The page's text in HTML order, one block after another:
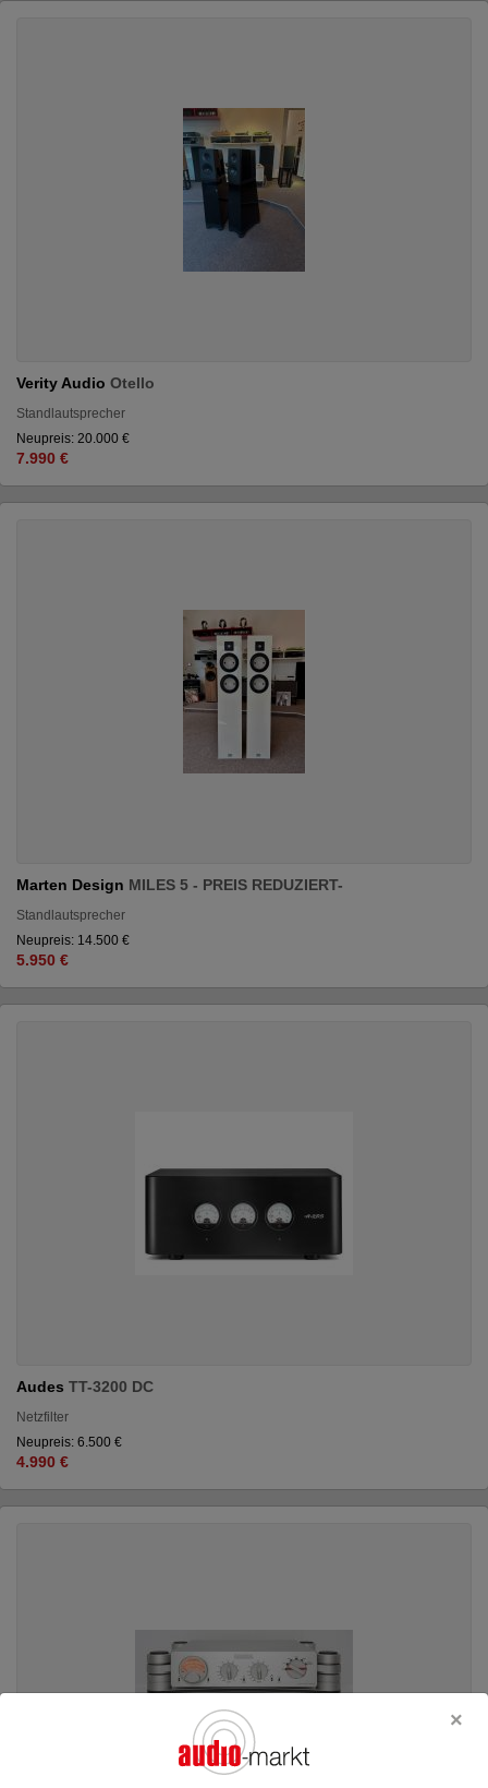
Verity Audio Otello
Standlautsprecher
Neupreis: 20.000 €
7.990 €
Marten Design MILES 5 - PREIS REDUZIERT-
Standlautsprecher
Neupreis: 14.500 €
5.950 €
Audes TT-3200 DC
Netzfilter
Neupreis: 6.500 €
4.990 €